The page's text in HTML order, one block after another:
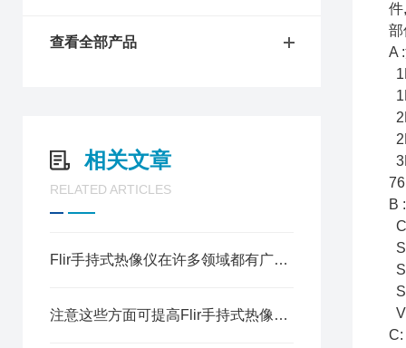
查看全部产品
相关文章
RELATED ARTICLES
Flir手持式热像仪在许多领域都有广泛的应用
注意这些方面可提高Flir手持式热像仪的测量精度
件
A
B
C: